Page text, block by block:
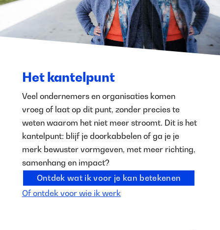
Het kantelpunt
Veel ondernemers en organisaties komen
vroeg of laat op dit punt, zonder precies te
weten waarom het niet meer stroomt. Dit is het
kantelpunt: blijf je doorkabbelen of ga je je
merk bewuster vormgeven, met meer richting,
samenhang en impact?
Ontdek wat ik voor je kan betekenen
Of ontdek voor wie ik werk